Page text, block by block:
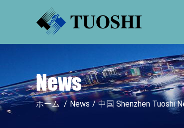
News
ホーム / News / 中国 Shenzhen Tuoshi